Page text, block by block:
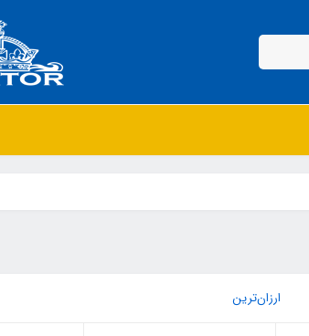
ارزان‌ترین